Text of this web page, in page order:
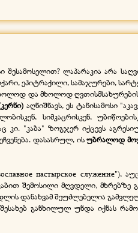
ლაპარაკია არა
ეპიტრაქილი, სამაჯურები,
და მხოლოდ
აღნიშნავს, ეს ტანისამოსი
სიმკაცრისკენ,
კი. "კაბა" ზოგჯერ იქცევს
დასასრულ, ის უბრალოდ
пастырское служение"),
შემოსილი მღვდელი,
დანახვამ შეუძლებელია
განხილულ უნდა იქნას